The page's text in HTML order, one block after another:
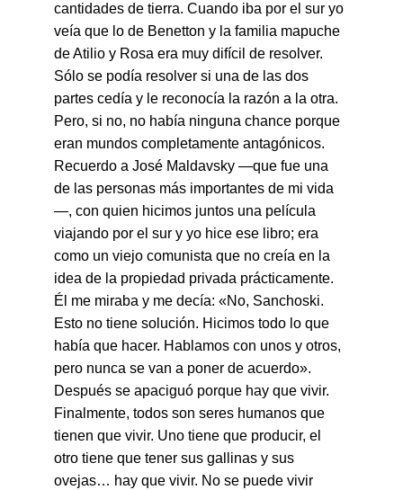
cantidades de tierra. Cuando iba por el sur yo
veía que lo de Benetton y la familia mapuche
de Atilio y Rosa era muy difícil de resolver.
Sólo se podía resolver si una de las dos
partes cedía y le reconocía la razón a la otra.
Pero, si no, no había ninguna chance porque
eran mundos completamente antagónicos.
Recuerdo a José Maldavsky —que fue una
de las personas más importantes de mi vida
—, con quien hicimos juntos una película
viajando por el sur y yo hice ese libro; era
como un viejo comunista que no creía en la
idea de la propiedad privada prácticamente.
Él me miraba y me decía: «No, Sanchoski.
Esto no tiene solución. Hicimos todo lo que
había que hacer. Hablamos con unos y otros,
pero nunca se van a poner de acuerdo».
Después se apaciguó porque hay que vivir.
Finalmente, todos son seres humanos que
tienen que vivir. Uno tiene que producir, el
otro tiene que tener sus gallinas y sus
ovejas… hay que vivir. No se puede vivir